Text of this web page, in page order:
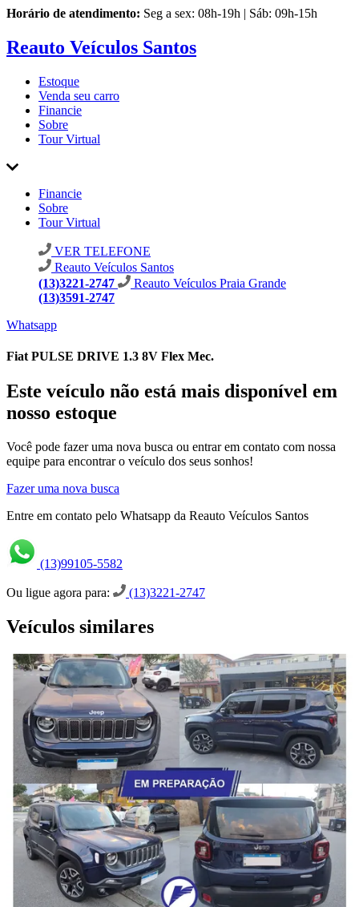
Horário de atendimento: Seg a sex: 08h-19h | Sáb: 09h-15h
Reauto Veículos Santos
Estoque
Venda seu carro
Financie
Sobre
Tour Virtual
Financie
Sobre
Tour Virtual
VER TELEFONE
Reauto Veículos Santos
(13)3221-2747
Reauto Veículos Praia Grande
(13)3591-2747
Whatsapp
Fiat PULSE DRIVE 1.3 8V Flex Mec.
Este veículo não está mais disponível em
nosso estoque
Você pode fazer uma nova busca ou entrar em contato com nossa
equipe para encontrar o veículo dos seus sonhos!
Fazer uma nova busca
Entre em contato pelo Whatsapp da Reauto Veículos Santos
(13)99105-5582
Ou ligue agora para: (13)3221-2747
Veículos similares